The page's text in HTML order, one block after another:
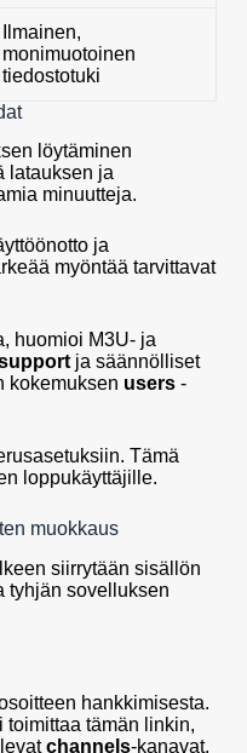
Ilmainen,
monimuotoinen
tiedostotuki
löytäminen
latauksen ja
minuutteja.
ja
myöntää tarvittavat
huomioi M3U- ja
ja säännölliset
kokemuksen users -
Tämä
loppukäyttäjille.
muokkaus
siirrytään sisällön
tyhjän sovelluksen
hankkimisesta.
tämän linkin,
channels-kanavat.